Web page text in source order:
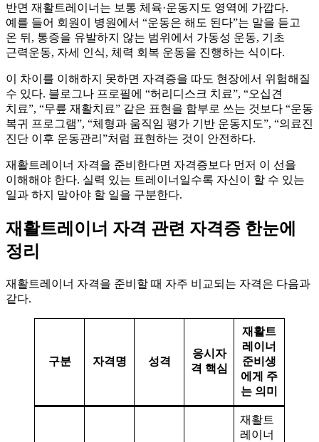
반면 재활트레이너는 보통 체육·운동지도 영역에 가깝다.
예를 들어 회원이 병원에서 “운동은 해도 된다”는 말을 듣고
온 뒤, 통증을 유발하지 않는 범위에서 가동성 운동, 기초
근력운동, 자세 인식, 체력 회복 운동을 진행하는 식이다.
이 차이를 이해하지 못하면 자격증을 따도 현장에서 위험해질
수 있다. 블로그나 프로필에 “허리디스크 치료”, “오십견
치료”, “무릎 재활치료” 같은 표현을 함부로 쓰는 것보다 “운동
복귀 프로그램”, “체형과 움직임 평가 기반 운동지도”, “의료진
진단 이후 운동관리”처럼 표현하는 것이 안전하다.
재활트레이너 자격을 준비한다면 자격증보다 먼저 이 선을
이해해야 한다. 실력 있는 트레이너일수록 자신이 할 수 있는
일과 하지 말아야 할 일을 구분한다.
재활트레이너 자격 관련 자격증 한눈에
정리
재활트레이너 자격을 준비할 때 자주 비교되는 자격은 다음과
같다.
구분 자격명 성격
응시자
격 핵심
재활트
레이너
준비생
에게 주
는 의미
재활트
레이너